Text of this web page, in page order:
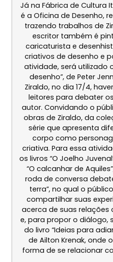
Já na Fábrica de Cultura
é a Oficina de Desenho,
trazendo trabalhos de
escritor também é
caricaturista e
criativos de desenho e
atividade, será utilizado
desenho”, de Peter
Ziraldo, no dia 17/4,
leitores para debater
autor. Convidando o
obras de Ziraldo, da
série que apresenta
corpo como
criativa. Para essa
os livros “O Joelho
“O calcanhar de
roda de conversa
terra”, no qual o
compartilhar suas
acerca de suas relações
e, para propor o diálogo,
do livro “Ideias para
de Ailton Krenak, onde
forma de se relacionar